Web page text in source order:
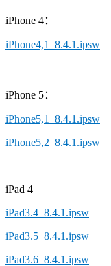
iPhone 4：
iPhone4,1_8.4.1.ipsw
iPhone 5：
iPhone5,1_8.4.1.ipsw
iPhone5,2_8.4.1.ipsw
iPad 4
iPad3.4_8.4.1.ipsw
iPad3.5_8.4.1.ipsw
iPad3.6_8.4.1.ipsw